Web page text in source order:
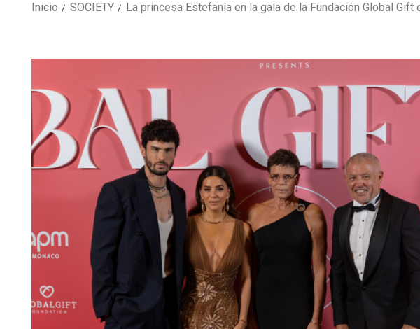
Inicio SOCIETY La princesa Estefanía en la gala de la Fundación Global Gift